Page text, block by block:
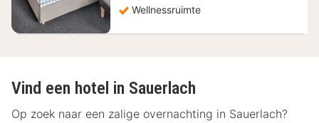
Wellnessruimte
Vind een hotel in Sauerlach
Op zoek naar een zalige overnachting in Sauerlach?